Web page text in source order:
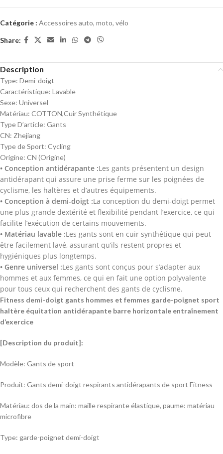
Catégorie : Accessoires auto, moto, vélo
Share:
Description
Type: Demi-doigt
Caractéristique: Lavable
Sexe: Universel
Matériau: COTTON,Cuir Synthétique
Type D’article: Gants
CN: Zhejiang
Type de Sport: Cycling
Origine: CN (Origine)
• Conception antidérapante :Les gants présentent un design
antidérapant qui assure une prise ferme sur les poignées de
cyclisme, les haltères et d’autres équipements.
• Conception à demi-doigt :La conception du demi-doigt permet
une plus grande dextérité et flexibilité pendant l’exercice, ce qui
facilite l’exécution de certains mouvements.
• Matériau lavable :Les gants sont en cuir synthétique qui peut
être facilement lavé, assurant qu’ils restent propres et
hygiéniques plus longtemps.
• Genre universel :Les gants sont conçus pour s’adapter aux
hommes et aux femmes, ce qui en fait une option polyvalente
pour tous ceux qui recherchent des gants de cyclisme.
Fitness demi-doigt gants hommes et femmes garde-poignet sport
haltère équitation antidérapante barre horizontale entraînement
d’exercice
[Description du produit]:
Modèle: Gants de sport
Produit: Gants demi-doigt respirants antidérapants de sport Fitness
Matériau: dos de la main: maille respirante élastique, paume: matériau
microfibre
Type: garde-poignet demi-doigt